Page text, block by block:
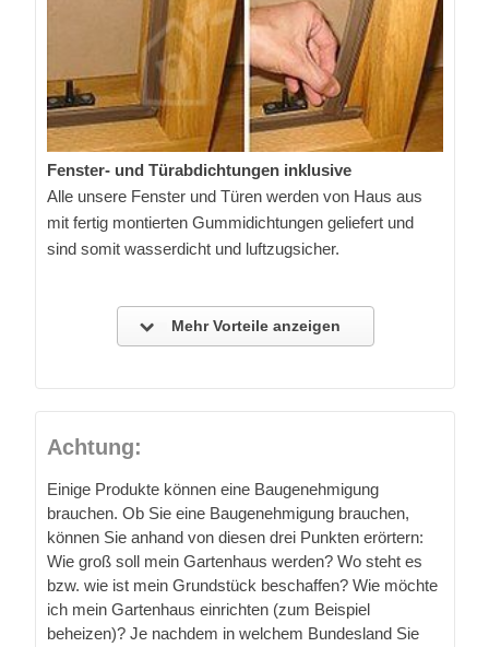
Fenster- und Türabdichtungen inklusive
Alle unsere Fenster und Türen werden von Haus aus
mit fertig montierten Gummidichtungen geliefert und
sind somit wasserdicht und luftzugsicher.
Mehr Vorteile anzeigen
Achtung:
Einige Produkte können eine Baugenehmigung
brauchen. Ob Sie eine Baugenehmigung brauchen,
können Sie anhand von diesen drei Punkten erörtern:
Wie groß soll mein Gartenhaus werden? Wo steht es
bzw. wie ist mein Grundstück beschaffen? Wie möchte
ich mein Gartenhaus einrichten (zum Beispiel
beheizen)? Je nachdem in welchem Bundesland Sie